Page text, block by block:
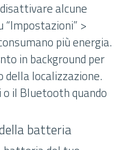
alcune
“Impostazioni” >
più energia.
in background per
localizzazione.
il Bluetooth quando
batteria